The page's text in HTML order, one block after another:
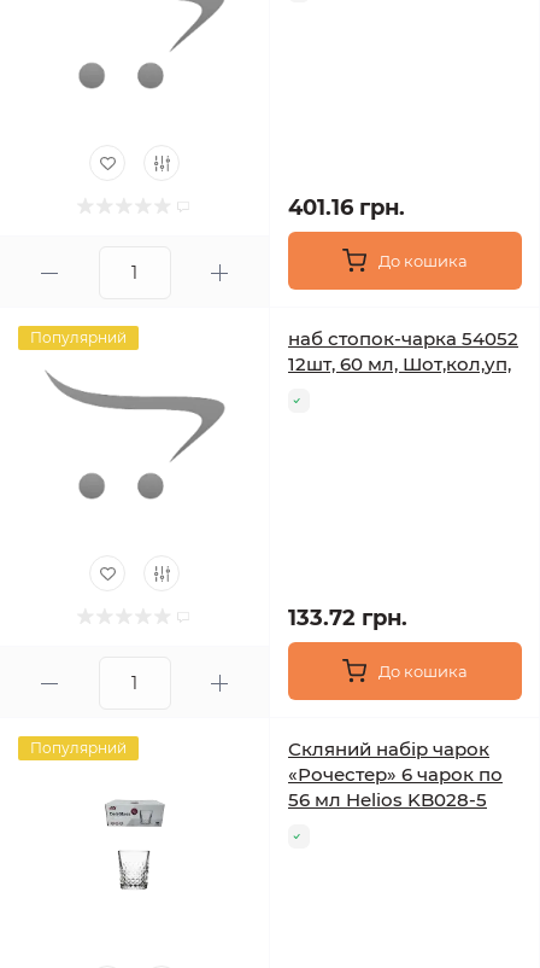
401.16 грн.
До кошика
Популярний
наб стопок-чарка 54052
12шт, 60 мл, Шот,кол,уп,
133.72 грн.
До кошика
Популярний
Скляний набір чарок
«Рочестер» 6 чарок по
56 мл Helios KB028-5